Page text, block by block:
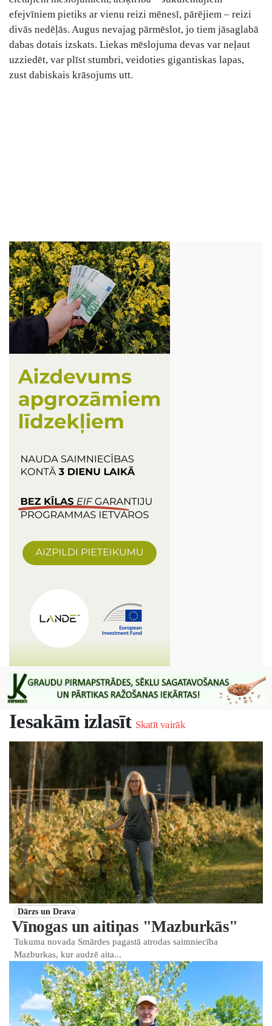
efejvīniem pietiks ar vienu reizi mēnesī, pārējiem – reizi
divās nedēļās. Augus nevajag pārmēslot, jo tiem jāsaglabā
dabas dotais izskats. Liekas mēslojuma devas var neļaut
uzziedēt, var plīst stumbri, veidoties gigantiskas lapas,
zust dabiskais krāsojums utt.
Iesakām izlasīt Skatīt vairāk
Dārzs un Drava
Vīnogas un aitiņas "Mazburkās"
Tukuma novada Smārdes pagastā atrodas saimniecība
Mazburkas, kur audzē aita...